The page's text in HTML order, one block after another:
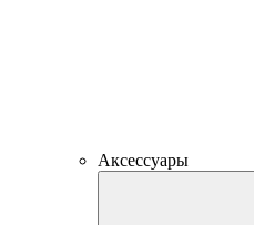
Аксессуары